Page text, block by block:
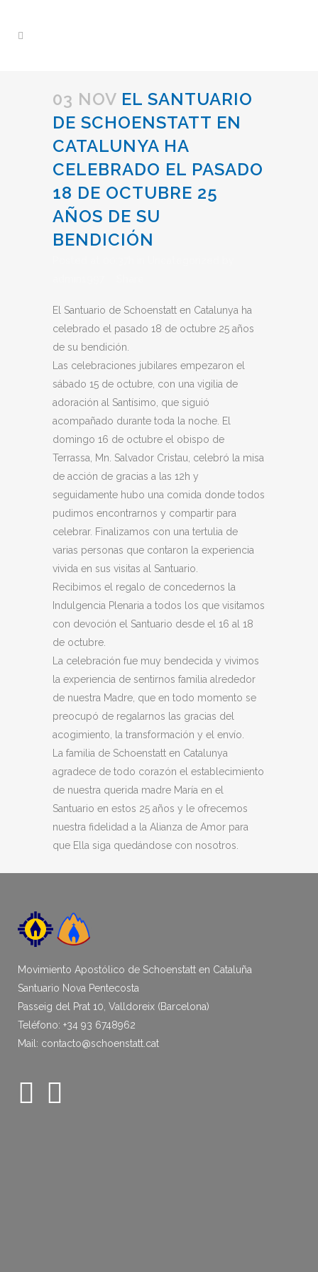
03 NOV EL SANTUARIO
DE SCHOENSTATT EN
CATALUNYA HA
CELEBRADO EL PASADO
18 DE OCTUBRE 25
AÑOS DE SU
BENDICIÓN
El Santuario de Schoenstatt en Catalunya ha
celebrado el pasado 18 de octubre 25 años
de su bendición.
Las celebraciones jubilares empezaron el
sábado 15 de octubre, con una vigilia de
adoración al Santísimo, que siguió
acompañado durante toda la noche. El
domingo 16 de octubre el obispo de
Terrassa, Mn. Salvador Cristau, celebró la misa
de acción de gracias a las 12h y
seguidamente hubo una comida donde todos
pudimos encontrarnos y compartir para
celebrar. Finalizamos con una tertulia de
varias personas que contaron la experiencia
vivida en sus visitas al Santuario.
Recibimos el regalo de concedernos la
Indulgencia Plenaria a todos los que visitamos
con devoción el Santuario desde el 16 al 18
de octubre.
La celebración fue muy bendecida y vivimos
la experiencia de sentirnos familia alrededor
de nuestra Madre, que en todo momento se
preocupó de regalarnos las gracias del
acogimiento, la transformación y el envío.
La familia de Schoenstatt en Catalunya
agradece de todo corazón el establecimiento
de nuestra querida madre María en el
Santuario en estos 25 años y le ofrecemos
nuestra fidelidad a la Alianza de Amor para
que Ella siga quedándose con nosotros.
Movimiento Apostólico de Schoenstatt en Cataluña
Santuario Nova Pentecosta
Passeig del Prat 10, Valldoreix (Barcelona)
Teléfono: +34 93 6748962
Mail: contacto@schoenstatt.cat